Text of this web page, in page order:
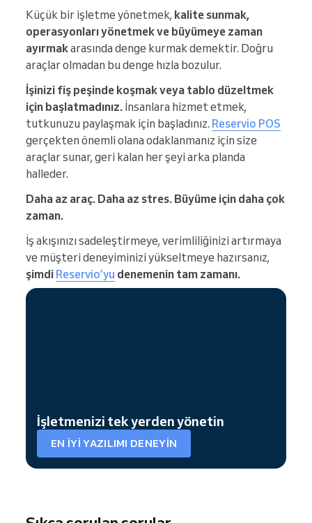
Küçük bir işletme yönetmek, kalite sunmak,
operasyonları yönetmek ve büyümeye zaman
ayırmakarasında denge kurmak demektir. Doğru
araçlar olmadan bu denge hızla bozulur.
İşinizi fiş peşinde koşmak veya tablo düzeltmek
için başlatmadınız. İnsanlara hizmet etmek,
tutkunuzu paylaşmak için başladınız. Reservio POS
gerçekten önemli olana odaklanmanız için size
araçlar sunar, geri kalan her şeyi arka planda
halleder.
Daha az araç. Daha az stres. Büyüme için daha çok
zaman.
İş akışınızı sadeleştirmeye, verimliliğinizi artırmaya
ve müşteri deneyiminizi yükseltmeye hazırsanız,
şimdi Reservio’yu denemenin tam zamanı.
İşletmenizi tek yerden yönetin
EN IYI YAZILIMI DENEYIN